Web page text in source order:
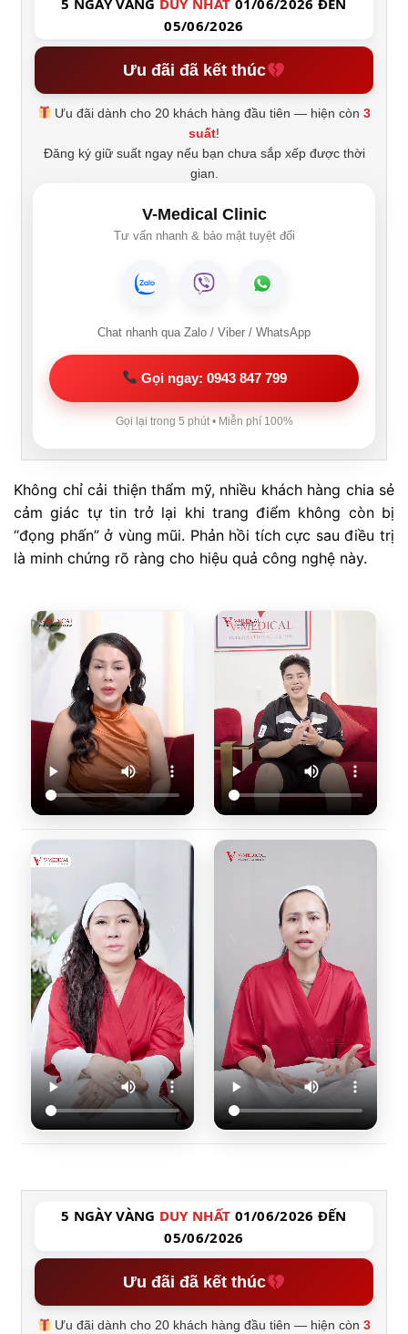
05/06/2026
Ưu đãi đã kết thúc
Ưu đãi dành cho 20 khách hàng đầu tiên — hiện còn3
suất!
Đăng ký giữ suất ngay nếu bạn chưa sắp xếp được thời
gian.
V-Medical Clinic
Tư vấn nhanh & bảo mật tuyệt đối
Chat nhanh qua Zalo / Viber / WhatsApp
Gọi ngay: 0943 847 799
Gọi lại trong 5 phút • Miễn phí 100%
Không chỉ cải thiện thẩm mỹ, nhiều khách hàng chia sẻ
cảm giác tự tin trở lại khi trang điểm không còn bị
“đọng phấn” ở vùng mũi. Phản hồi tích cực sau điều trị
là minh chứng rõ ràng cho hiệu quả công nghệ này.
5 NGÀY VÀNG DUY NHẤT 01/06/2026 ĐẾN
05/06/2026
Ưu đãi đã kết thúc
Ưu đãi dành cho 20 khách hàng đầu tiên — hiện còn3